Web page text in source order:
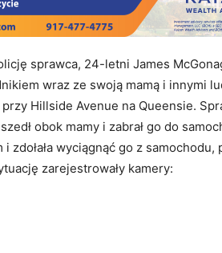
sprawca, 24-letni James
wraz ze swoją mamą i innymi
Hillside Avenue na Queensie.
obok mamy i zabrał go do
i zdołała wyciągnąć go z
zarejestrowały kamery: